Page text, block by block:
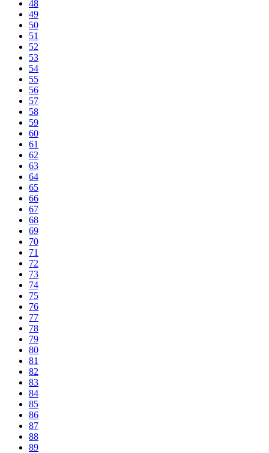
48
49
50
51
52
53
54
55
56
57
58
59
60
61
62
63
64
65
66
67
68
69
70
71
72
73
74
75
76
77
78
79
80
81
82
83
84
85
86
87
88
89